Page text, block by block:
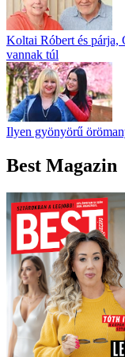
Koltai Róbert és párja,
vannak túl
Ilyen gyönyörű
Best Magazin